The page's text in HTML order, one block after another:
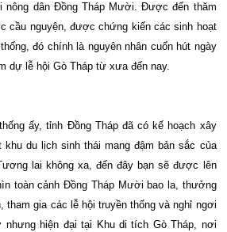
nông dân Đồng Tháp Mười. Được đến thăm
cầu nguyện, được chứng kiến các sinh hoạt
đó chính là nguyên nhân cuốn hút ngày
dự lễ hội Gò Tháp từ xưa đến nay.
ấy, tỉnh Đồng Tháp đã có kế hoạch xây
khu du lịch sinh thái mang đậm bản sắc của
lai không xa, đến đây bạn sẽ được lên
toàn cảnh Đồng Tháp Mười bao la, thưởng
tham gia các lễ hội truyền thống và nghỉ ngơi
hiện đại tại Khu di tích Gò Tháp, nơi